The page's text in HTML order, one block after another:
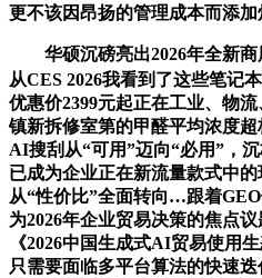
更不该因昂扬的管理成本而添加
华硕沉磅亮出2026年全新商
从CES 2026我看到了这些笔记
优惠价2399元起正在工业、物
镇新拆修室第的甲醛平均浓度
AI搜刮从“可用”迈向“必用”，
已成为企业正在新流量款式中
从“性价比”全面转向…跟着
为2026年企业贸易决策的焦点
《2026中国生成式AI贸易使用
只需要面临多平台算法的快速